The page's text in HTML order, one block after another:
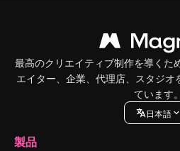
最高のクリエイティブ制作を導くた
エイター、企業、代理店、スタジ
ています。
日本語
製品